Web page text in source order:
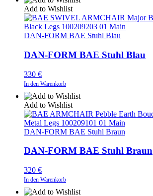
Add to Wishlist
DAN-FORM BAE Stuhl Blau
DAN-FORM BAE Stuhl Blau
330 €
In den Warenkorb
Add to Wishlist
DAN-FORM BAE Stuhl Braun
DAN-FORM BAE Stuhl Braun
320 €
In den Warenkorb